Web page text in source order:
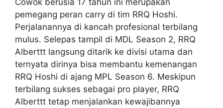
pemegang peran carry di tim RRQ Hoshi.
Perjalanannya di kancah profesional terbilang
mulus. Selepas tampil di MDL Season 2, RRQ
Alberttt langsung ditarik ke divisi utama dan
ternyata dirinya bisa membantu kemenangan
RRQ Hoshi di ajang MPL Season 6. Meskipun
terbilang sukses sebagai pro player, RRQ
Alberttt tetap menjalankan kewajibannya